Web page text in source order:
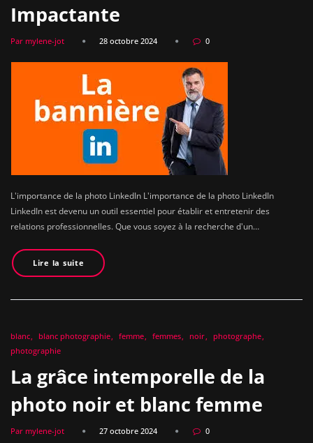
Impactante
Par mylene-jot 28 octobre 2024 0
L'importance de la photo LinkedIn L'importance de la photo LinkedIn
LinkedIn est devenu un outil essentiel pour établir et entretenir des
relations professionnelles. Que vous soyez à la recherche d'un…
Lire la suite
blanc blanc photographie femme femmes noir
photographe
photographie
La grâce intemporelle de la
photo noir et blanc femme
Par mylene-jot 27 octobre 2024 0